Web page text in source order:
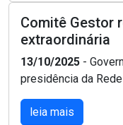
Comitê Gestor
extraordinária
13/10/2025 -
presidência da
leia mais